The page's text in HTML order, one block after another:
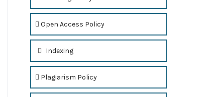
Open Access Policy
Indexing
Plagiarism Policy